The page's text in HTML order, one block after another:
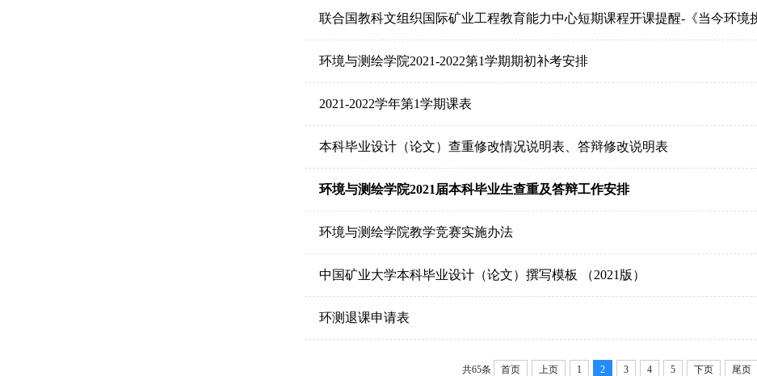
联合国教科文组织国际矿业工程教育能力中心短期课程开课提醒-《当今环境
环境与测绘学院2021-2022第1学期期初补考安排
2021-2022学年第1学期课表
本科毕业设计（论文）查重修改情况说明表、答辩修改说明表
环境与测绘学院2021届本科毕业生查重及答辩工作安排
环境与测绘学院教学竞赛实施办法
中国矿业大学本科毕业设计（论文）撰写模板 （2021版）
环测退课申请表
共65条 首页 上页 1 2 3 4 5 下页 尾页